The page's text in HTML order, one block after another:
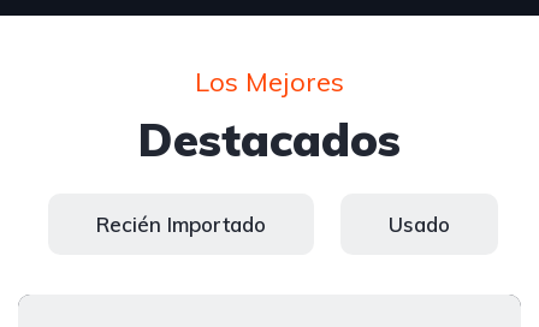
Los Mejores
Destacados
Recién Importado Usado